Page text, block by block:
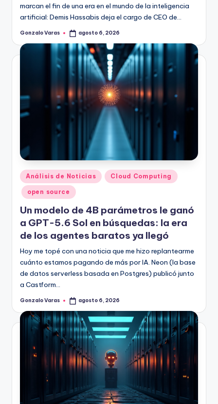
marcan el fin de una era en el mundo de la inteligencia
artificial: Demis Hassabis deja el cargo de CEO de…
Publicado
Gonzalo Varas agosto 6, 2026
Publicado
en
Análisis de Noticias Cloud Computing
open source
Un modelo de 4B parámetros le ganó
a GPT-5.6 Sol en búsquedas: la era
de los agentes baratos ya llegó
Hoy me topé con una noticia que me hizo replantearme
cuánto estamos pagando de más por IA. Neon (la base
de datos serverless basada en Postgres) publicó junto
a Castform…
Publicado
Gonzalo Varas agosto 6, 2026